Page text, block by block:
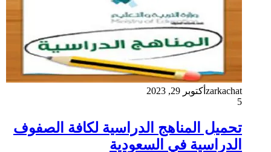
zarkachat أكتوبر 29, 2023
5
تحميل المناهج الدراسية لكافة الصفوف
الدراسية في السعودية